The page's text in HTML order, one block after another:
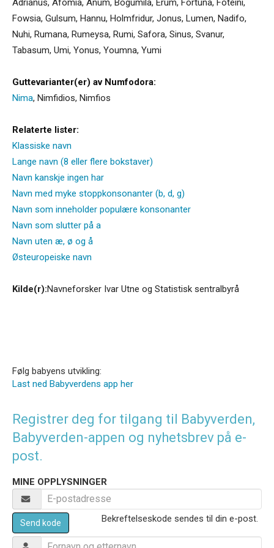
Fowsia, Gulsum, Hannu, Holmfridur, Jonus, Lumen, Nadifo,
Nuhi, Rumana, Rumeysa, Rumi, Safora, Sinus, Svanur,
Tabasum, Umi, Yonus, Youmna, Yumi
Guttevarianter(er) av Numfodora:
Nima, Nimfidios, Nimfios
Relaterte lister:
Klassiske navn
Lange navn (8 eller flere bokstaver)
Navn kanskje ingen har
Navn med myke stoppkonsonanter (b, d, g)
Navn som inneholder populære konsonanter
Navn som slutter på a
Navn uten æ, ø og å
Østeuropeiske navn
Kilde(r):Navneforsker Ivar Utne og Statistisk sentralbyrå
Følg babyens utvikling:
Last ned Babyverdens app her
Registrer deg for tilgang til Babyverden,
Babyverden-appen og nyhetsbrev på e-
post.
MINE OPPLYSNINGER
Send kode Bekreftelseskode sendes til din e-post.